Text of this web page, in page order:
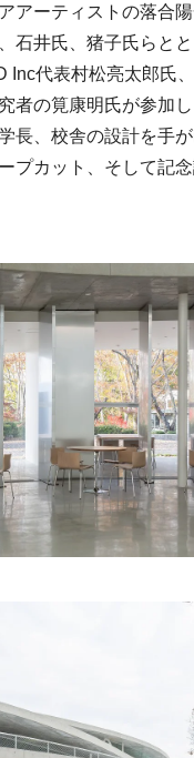
アーティストの落合陽
石井氏、猪子氏らと
Inc代表村松亮太郎氏
者の筧康明氏が参加
長、校舎の設計を手
プカット、そして記